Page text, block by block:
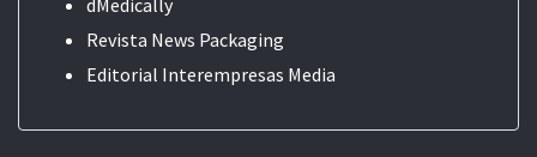
dMedically
Revista News Packaging
Editorial Interempresas Media